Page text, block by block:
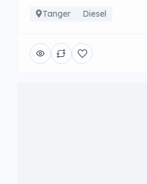
Tanger Diesel